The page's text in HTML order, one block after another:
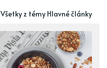
Všetky z témy Hlavné články